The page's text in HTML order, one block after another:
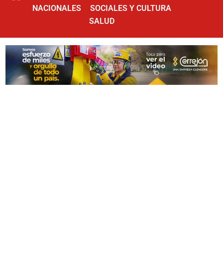
NACIONALES
SOCIALES Y CULTURA
SALUD